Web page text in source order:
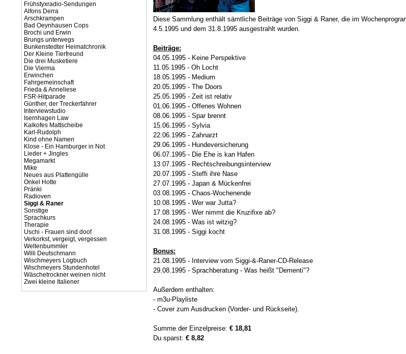
Frühstyxradio-Sendungen
Alfons Derra
Arschkrampen
Bad Oeynhausen Cops
Brochi und Erwin
Brungs unterwegs
Bunkenstedter Heimatchronik
Der Kleine Tierfreund
Die drei Musketiere
Die Vierma
Erwinchen
Fahrgemeinschaft
Frieda & Anneliese
FSR-Hitparade
Günther, der Treckerfahrer
Interviewstudio
Isernhagen Law
Kalkofes Mattscheibe
Karl-Rudolph
Kind ohne Namen
Klose - Ein Hamburger in Not
Lieder + Jingles
Megamarkt
Mike
Neues aus Plattengülle
Onkel Hotte
Pränki
Radioven
Siggi & Raner
Sonstige
Sprachkurs
Therapie
Uschi - Frauen sind doof
Verkorkst, vergeigt, vergessen
Weltenbummler
Willi Deutschmann
Wischmeyers Logbuch
Wischmeyers Stundenhotel
Wäschetrockner weinen nicht
Zwei kleine Italiener
Diese Sammlung enthält sämtliche Beiträge von Siggi & Raner, die im
4.5.1995 und dem 31.8.1995 ausgestrahlt wurden.
Beiträge:
04.05.1995 - Keine Perspektive
11.05.1995 - Oh Locht
18.05.1995 - Medium
20.05.1995 - The Doors
25.05.1995 - Zeit ist relativ
01.06.1995 - Offenes Wohnen
08.06.1995 - Spar brennt
15.06.1995 - Sylvia
22.06.1995 - Zahnarzt
29.06.1995 - Hundeversicherung
06.07.1995 - Die Ehe is kan Hafen
13.07.1995 - Rechtschreibungsinterview
20.07.1995 - Steffi ihre Nase
27.07.1995 - Japan & Mückenfrei
03.08.1995 - Chaos-Wochenende
10.08.1995 - Wer war Jutta?
17.08.1995 - Wer nimmt die Kruzifixe ab?
24.08.1995 - Was ist witzig?
31.08.1995 - Siggi kocht
Bonus:
21.08.1995 - Interview vom Siggi-&-Raner-CD-Release
29.08.1995 - Sprachberatung - Was heißt "Dementi"?
Außerdem enthalten:
- m3u-Playliste
- Cover zum Ausdrucken (Vorder- und Rückseite).
Summe der Einzelpreise: € 18,81
Du sparst: € 8,82